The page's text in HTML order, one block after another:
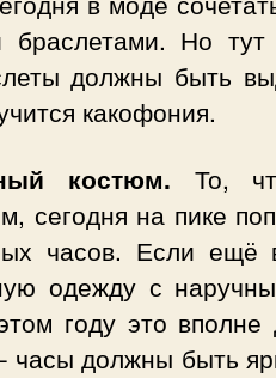
браслетами. Но
должны быть
какофония.
костюм. То,
сегодня на пике
часов. Если ещё
одежду с
году это вполне
часы должны быть